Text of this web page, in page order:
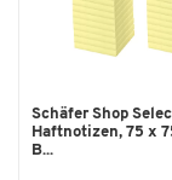
Weitere Details:
Farbe: schwarz
Maße: B 120
Gewicht: 5 kg
Schäfer Shop
Haftnotizen, 75 x
B...